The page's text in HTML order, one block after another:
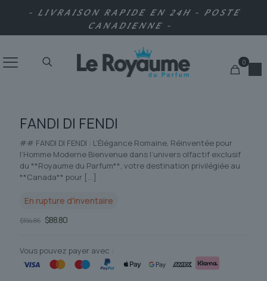
- LIVRAISON RAPIDE EN 24H - POSTE
CANADIENNE -
0
FANDI DI FENDI
## FANDI DI FENDI : L’Élégance Romaine, Réinventée pour
l’Homme Moderne Bienvenue dans l’univers olfactif exclusif
du **Royaume du Parfum**, votre destination privilégiée au
**Canada** pour […]
En rupture d'inventaire
$104.86 Le
était :
$104.86.
$88.80Le
est :
$88.80.
Vous pouvez payer avec :